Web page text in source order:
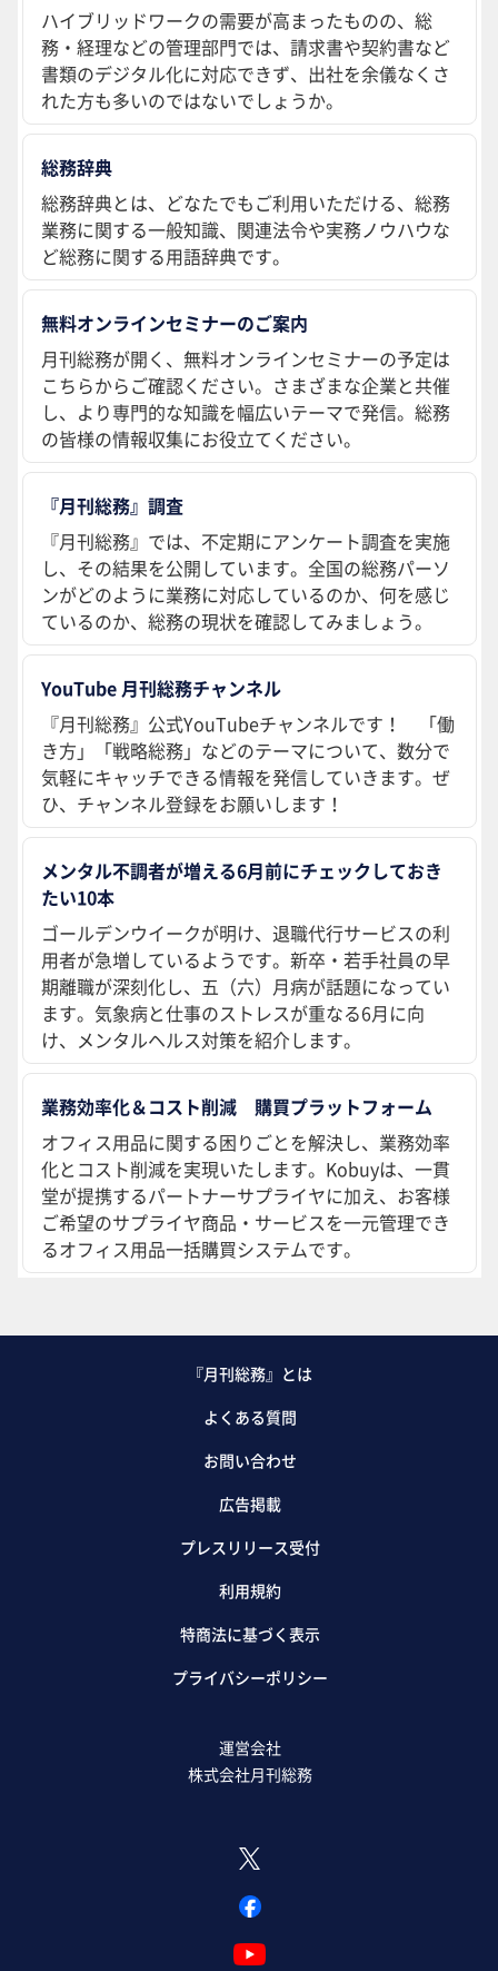
ハイブリッドワークの需要が高まったものの、総
務・経理などの管理部門では、請求書や契約書など
書類のデジタル化に対応できず、出社を余儀なくさ
れた方も多いのではないでしょうか。
総務辞典
総務辞典とは、どなたでもご利用いただける、総務
業務に関する一般知識、関連法令や実務ノウハウな
ど総務に関する用語辞典です。
無料オンラインセミナーのご案内
月刊総務が開く、無料オンラインセミナーの予定は
こちらからご確認ください。さまざまな企業と共催
し、より専門的な知識を幅広いテーマで発信。総務
の皆様の情報収集にお役立てください。
『月刊総務』調査
『月刊総務』では、不定期にアンケート調査を実施
し、その結果を公開しています。全国の総務パーソ
ンがどのように業務に対応しているのか、何を感じ
ているのか、総務の現状を確認してみましょう。
YouTube 月刊総務チャンネル
『月刊総務』公式YouTubeチャンネルです！ 「働
き方」「戦略総務」などのテーマについて、数分で
気軽にキャッチできる情報を発信していきます。ぜ
ひ、チャンネル登録をお願いします！
メンタル不調者が増える6月前にチェックしておき
たい10本
ゴールデンウイークが明け、退職代行サービスの利
用者が急増しているようです。新卒・若手社員の早
期離職が深刻化し、五（六）月病が話題になってい
ます。気象病と仕事のストレスが重なる6月に向
け、メンタルヘルス対策を紹介します。
業務効率化＆コスト削減 購買プラットフォーム
オフィス用品に関する困りごとを解決し、業務効率
化とコスト削減を実現いたします。Kobuyは、一貫
堂が提携するパートナーサプライヤに加え、お客様
ご希望のサプライヤ商品・サービスを一元管理でき
るオフィス用品一括購買システムです。
『月刊総務』とは
よくある質問
お問い合わせ
広告掲載
プレスリリース受付
利用規約
特商法に基づく表示
プライバシーポリシー
運営会社
株式会社月刊総務